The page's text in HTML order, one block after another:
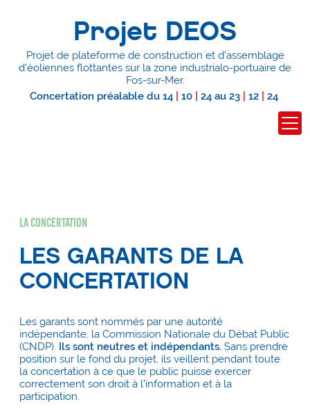
Projet DEOS
Projet de plateforme de construction et d'assemblage
d'éoliennes flottantes sur la zone industrialo-portuaire de
Fos-sur-Mer.
Concertation préalable du 14 10 24au 23 12 24
La concertation
LES GARANTS DE LA
CONCERTATION
Les garants sont nommés par une autorité
indépendante, la Commission Nationale du Débat Public
(CNDP). Ils sont neutres et indépendants. Sans prendre
position sur le fond du projet, ils veillent pendant toute
la concertation à ce que le public puisse exercer
correctement son droit à l'information et à la
participation.